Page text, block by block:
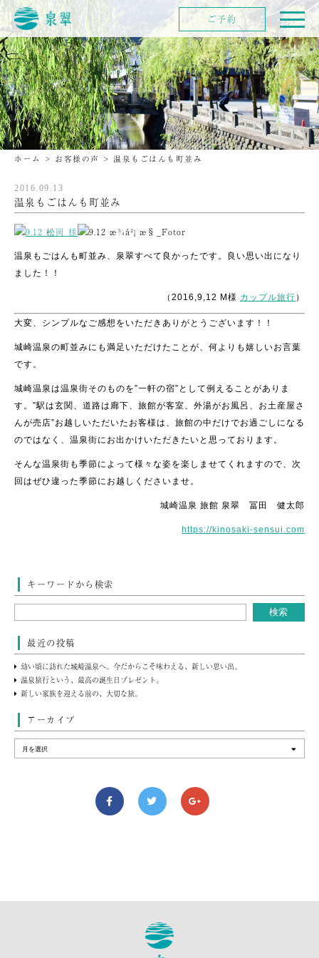
ホーム > お客様の声 > 温泉もごはんも町並み
2016.09.13
温泉もごはんも町並み
温泉もごはんも町並み、泉翠すべて良かったです。良い思い出になり
ました！！
（2016,9,12 M様 カップル旅行 ）
大変、シンプルなご感想をいただきありがとうございます！！
城崎温泉の町並みにも満足いただけたことが、何よりも嬉しいお言葉
です。
城崎温泉は温泉街そのものを”一軒の宿”として例えることがありま
す。”駅は玄関、道路は廊下、旅館が客室、外湯がお風呂、お土産屋さ
んが売店”お越しいただいたお客様は、旅館の中だけでお過ごしになる
のではなく、温泉街にお出かけいただきたいと思っております。
そんな温泉街も季節によって様々な姿を楽しませてくれますので、次
回はぜひ違った季節にお越しくださいませ。
城崎温泉 旅館 泉翠 冨田 健太郎
https://kinosaki-sensui.com
キーワードから検索
最近の投稿
幼い頃に訪れた城崎温泉へ。今だからこそ味わえる、新しい思い出。
温泉旅行という、最高の誕生日プレゼント。
新しい家族を迎える前の、大切な旅。
アーカイブ
ご予約